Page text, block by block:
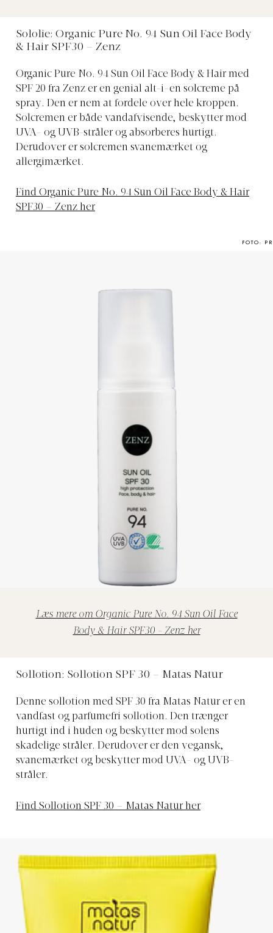
Sololie: Organic Pure No. 94 Sun Oil Face Body
& Hair SPF30 – Zenz
Organic Pure No. 94 Sun Oil Face Body & Hair med
SPF 20 fra Zenz er en genial alt-i-en solcreme på
spray. Den er nem at fordele over hele kroppen.
Solcremen er både vandafvisende, beskytter mod
UVA- og UVB-stråler og absorberes hurtigt.
Derudover er solcremen svanemærket og
allergimærket.
Find Organic Pure No. 94 Sun Oil Face Body & Hair
SPF30 – Zenz her
FOTO: PR
Læs mere om Organic Pure No. 94 Sun Oil Face
Body & Hair SPF30 - Zenz her
Sollotion: Sollotion SPF 30 – Matas Natur
Denne sollotion med SPF 30 fra Matas Natur er en
vandfast og parfumefri sollotion. Den trænger
hurtigt ind i huden og beskytter mod solens
skadelige stråler. Derudover er den vegansk,
svanemærket og beskytter mod UVA- og UVB-
stråler.
Find Sollotion SPF 30 – Matas Natur her